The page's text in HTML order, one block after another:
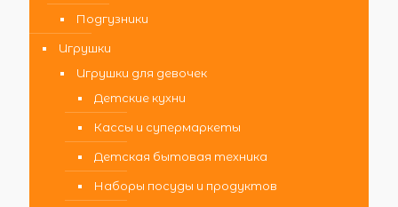
Подгузники
Игрушки
Игрушки для девочек
Детские кухни
Кассы и супермаркеты
Детская бытовая техника
Наборы посуды и продуктов